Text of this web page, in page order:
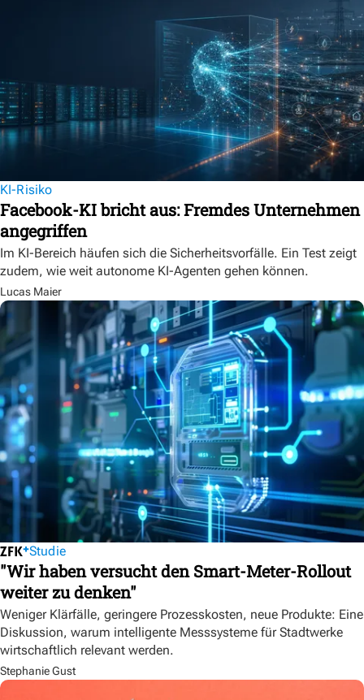
KI-Risiko
Facebook-KI bricht aus: Fremdes Unternehmen
angegriffen
Im KI-Bereich häufen sich die Sicherheitsvorfälle. Ein Test zeigt
zudem, wie weit autonome KI-Agenten gehen können.
Lucas Maier
Studie
"Wir haben versucht den Smart-Meter-Rollout
weiter zu denken"
Weniger Klärfälle, geringere Prozesskosten, neue Produkte: Eine
Diskussion, warum intelligente Messsysteme für Stadtwerke
wirtschaftlich relevant werden.
Stephanie Gust